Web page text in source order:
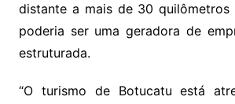
distante a mais de 30 quilômetros
poderia ser uma geradora de
estruturada.
“O turismo de Botucatu está